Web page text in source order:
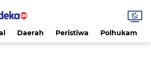
Daerah Peristiwa Polhukam